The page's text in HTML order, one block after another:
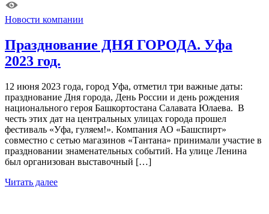
Новости компании
Празднование ДНЯ ГОРОДА. Уфа
2023 год.
12 июня 2023 года, город Уфа, отметил три важные даты:
празднование Дня города, День России и день рождения
национального героя Башкортостана Салавата Юлаева. В
честь этих дат на центральных улицах города прошел
фестиваль «Уфа, гуляем!». Компания АО «Башспирт»
совместно с сетью магазинов «Тантана» принимали участие в
праздновании знаменательных событий. На улице Ленина
был организован выставочный […]
Читать далее